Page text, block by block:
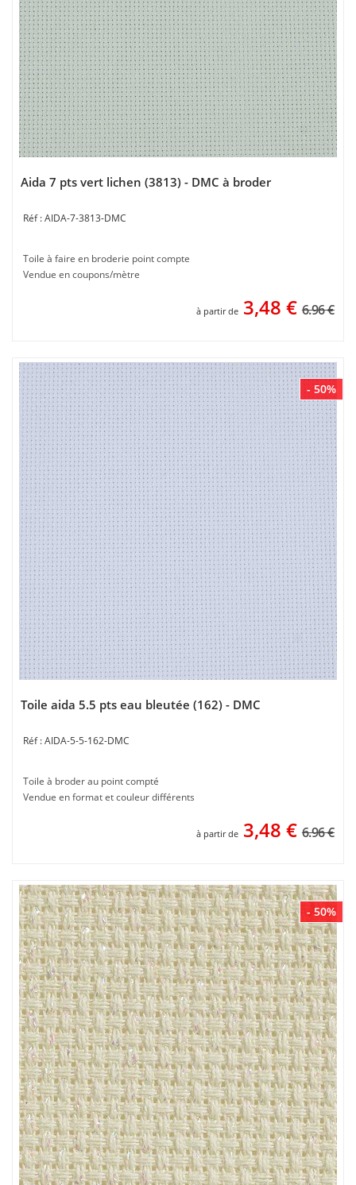
Aida 7 pts vert lichen (3813) - DMC à broder
AIDA-7-3813-DMC
Toile à faire en broderie point compte
Vendue en coupons/mètre
à partir de 3,48 € 6.96 €
- 50%
Toile aida 5.5 pts eau bleutée (162) - DMC
AIDA-5-5-162-DMC
Toile à broder au point compté
Vendue en format et couleur différents
à partir de 3,48 € 6.96 €
- 50%